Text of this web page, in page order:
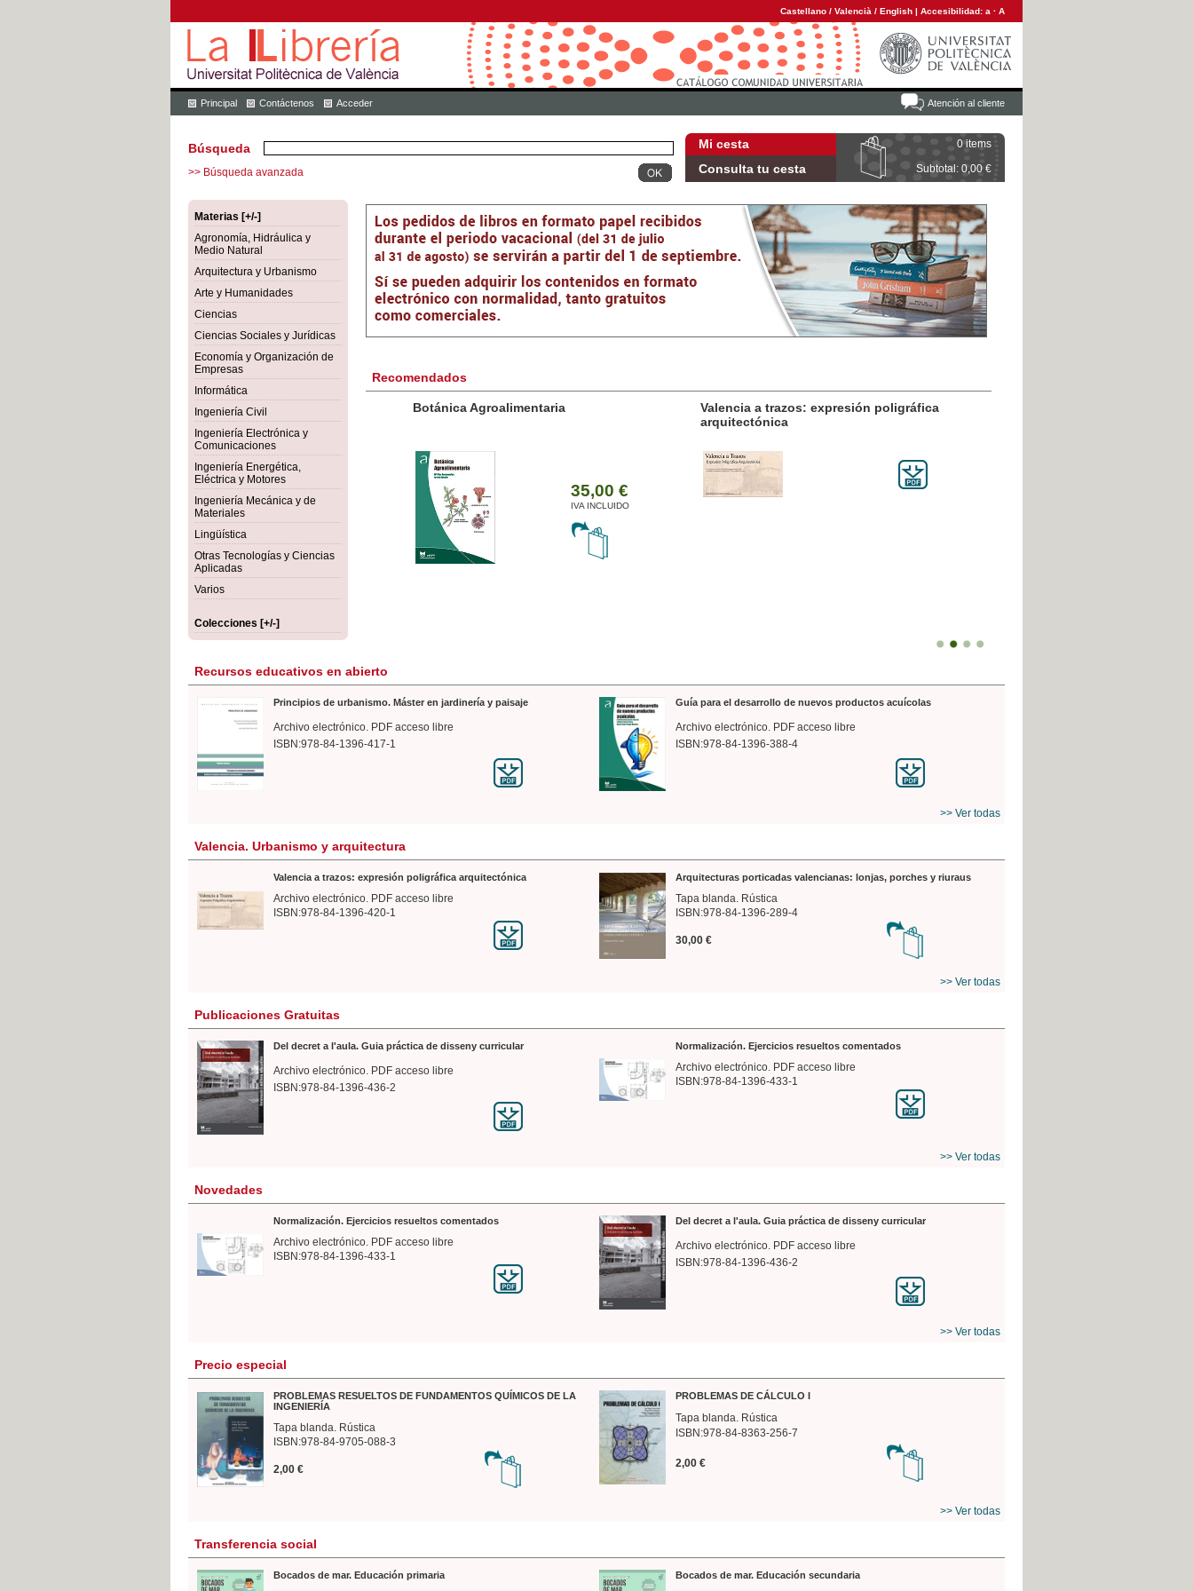
Castellano / Valencià / English | Accesibilidad: a · A
Atención al cliente
Principal Contáctenos Acceder
Mi cesta 0 items
Consulta tu cesta Subtotal: 0,00 €
Búsqueda
>> Búsqueda avanzada
Materias [+/-]
Agronomía, Hidráulica y
Medio Natural
Arquitectura y Urbanismo
Arte y Humanidades
Ciencias
Ciencias Sociales y Jurídicas
Economía y Organización de
Empresas
Informática
Ingeniería Civil
Ingeniería Electrónica y
Comunicaciones
Ingeniería Energética,
Eléctrica y Motores
Ingeniería Mecánica y de
Materiales
Lingüística
Otras Tecnologías y Ciencias
Aplicadas
Varios
Colecciones [+/-]
Recomendados
Botánica Agroalimentaria
35,00 €
IVA INCLUIDO
Valencia a trazos: expresión poligráfica
arquitectónica
Recursos educativos en abierto
Principios de urbanismo. Máster en jardinería y paisaje
Archivo electrónico. PDF acceso libre
ISBN:978-84-1396-417-1
Guía para el desarrollo de nuevos productos acuícolas
Archivo electrónico. PDF acceso libre
ISBN:978-84-1396-388-4
>> Ver todas
Valencia. Urbanismo y arquitectura
Valencia a trazos: expresión poligráfica arquitectónica
Archivo electrónico. PDF acceso libre
ISBN:978-84-1396-420-1
Arquitecturas porticadas valencianas: lonjas, porches y riuraus
Tapa blanda. Rústica
ISBN:978-84-1396-289-4
30,00 €
>> Ver todas
Publicaciones Gratuitas
Del decret a l'aula. Guia práctica de disseny curricular
Archivo electrónico. PDF acceso libre
ISBN:978-84-1396-436-2
Normalización. Ejercicios resueltos comentados
Archivo electrónico. PDF acceso libre
ISBN:978-84-1396-433-1
>> Ver todas
Novedades
Normalización. Ejercicios resueltos comentados
Archivo electrónico. PDF acceso libre
ISBN:978-84-1396-433-1
Del decret a l'aula. Guia práctica de disseny curricular
Archivo electrónico. PDF acceso libre
ISBN:978-84-1396-436-2
>> Ver todas
Precio especial
PROBLEMAS RESUELTOS DE FUNDAMENTOS QUÍMICOS DE LA
INGENIERÍA
Tapa blanda. Rústica
ISBN:978-84-9705-088-3
2,00 €
PROBLEMAS DE CÁLCULO I
Tapa blanda. Rústica
ISBN:978-84-8363-256-7
2,00 €
>> Ver todas
Transferencia social
Bocados de mar. Educación primaria Bocados de mar. Educación secundaria